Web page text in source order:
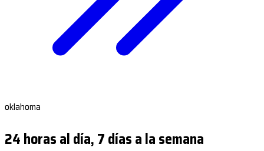
oklahoma
24 horas al día, 7 días a la semana